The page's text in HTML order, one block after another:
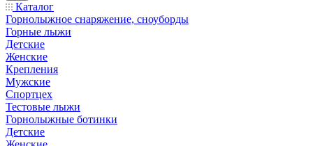
Каталог
Горнолыжное снаряжение, сноуборды
Горные лыжи
Детские
Женские
Крепления
Мужские
Спортцех
Тестовые лыжи
Горнолыжные ботинки
Детские